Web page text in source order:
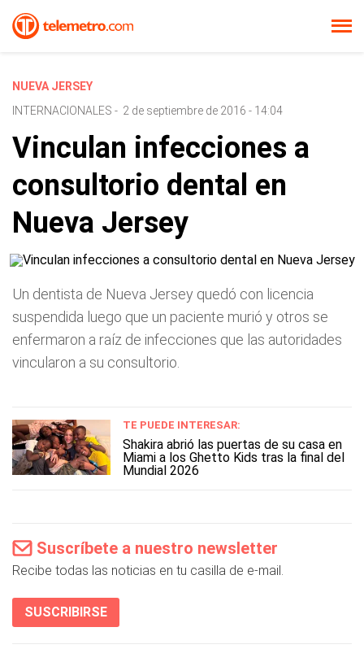
NUEVA JERSEY
INTERNACIONALES - 2 de septiembre de 2016 - 14:04
Vinculan infecciones a
consultorio dental en
Nueva Jersey
Un dentista de Nueva Jersey quedó con licencia
suspendida luego que un paciente murió y otros se
enfermaron a raíz de infecciones que las autoridades
vincularon a su consultorio.
TE PUEDE INTERESAR:
Shakira abrió las puertas de su casa en
Miami a los Ghetto Kids tras la final del
Mundial 2026
Suscríbete a nuestro newsletter
Recibe todas las noticias en tu casilla de e-mail.
SUSCRIBIRSE